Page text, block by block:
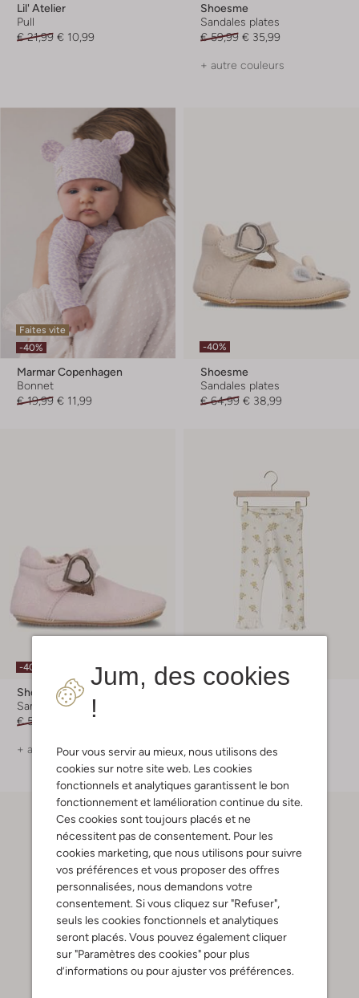
Jum, des cookies
!
Pour vous servir au mieux, nous utilisons des
cookies sur notre site web. Les cookies
fonctionnels et analytiques garantissent le bon
fonctionnement et lamélioration continue du site.
Ces cookies sont toujours placés et ne
nécessitent pas de consentement. Pour les
cookies marketing, que nous utilisons pour suivre
vos préférences et vous proposer des offres
personnalisées, nous demandons votre
consentement. Si vous cliquez sur "Refuser",
seuls les cookies fonctionnels et analytiques
seront placés. Vous pouvez également cliquer
sur "Paramètres des cookies" pour plus
d’informations ou pour ajuster vos préférences.
Lil' Atelier
Pull
€ 21,99 € 10,99
Shoesme
Sandales plates
€ 59,99 € 35,99
+ autre couleurs
Faites vite
-40%
Marmar Copenhagen
Bonnet
€ 19,99 € 11,99
-40%
Shoesme
Sandales plates
€ 64,99 € 38,99
-40%
Shoesme
Sandales plates
€ 59,99
€ 35,99
+ autre couleurs